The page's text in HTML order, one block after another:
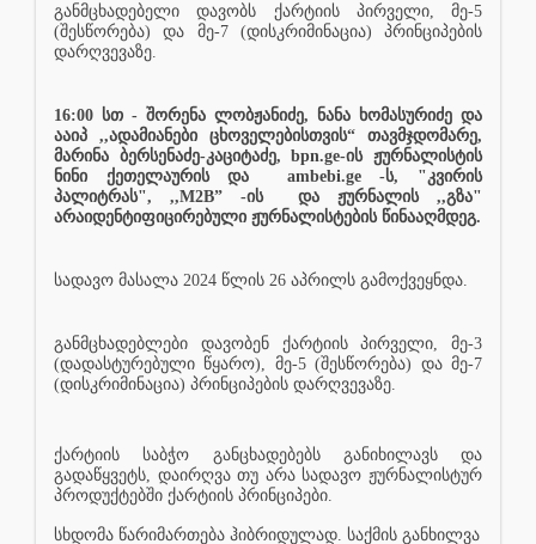
განმცხადებელი დავობს ქარტიის პირველი, მე-5
(შესწორება) და მე-7 (დისკრიმინაცია) პრინციპების
დარღვევაზე.
16:00 სთ - შორენა ლობჟანიძე, ნანა ხომასურიძე და
ააიპ ,,ადამიანები ცხოველებისთვის“ თავმჯდომარე,
მარინა ბერსენაძე-კაციტაძე, bpn.ge-ის ჟურნალისტის
ნინი ქეთელაურის და
ambebi.ge -ს, "კვირის
პალიტრას", ,,M2B” -ის
და ჟურნალის ,,გზა"
არაიდენტიფიცირებული ჟურნალისტების წინააღმდეგ.
სადავო მასალა 2024 წლის 26 აპრილს გამოქვეყნდა.
განმცხადებლები დავობენ ქარტიის პირველი, მე-3
(დადასტურებული წყარო), მე-5 (შესწორება) და მე-7
(დისკრიმინაცია) პრინციპების დარღვევაზე.
ქარტიის საბჭო განცხადებებს განიხილავს და
გადაწყვეტს, დაირღვა თუ არა სადავო ჟურნალისტურ
პროდუქტებში ქარტიის პრინციპები.
სხდომა წარიმართება ჰიბრიდულად. საქმის განხილვა